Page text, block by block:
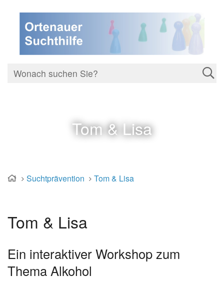
Tom & Lisa
Suchtprävention Tom & Lisa
Tom & Lisa
Ein interaktiver Workshop zum
Thema Alkohol